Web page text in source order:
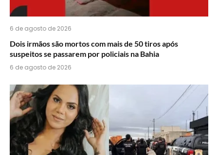
6 de agosto de 2026
Dois irmãos são mortos com mais de 50 tiros após
suspeitos se passarem por policiais na Bahia
6 de agosto de 2026